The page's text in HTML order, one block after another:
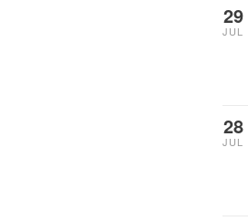
29
JUL
28
JUL